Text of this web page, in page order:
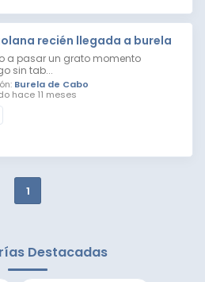
recién llegada a burela
a pasar un grato momento
sin tab...
Burela de Cabo
hace 11 meses
1
Destacadas